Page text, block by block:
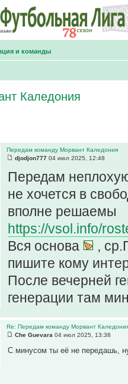
и команды
Каледония
Передам команду Морвант Каледония
djodjon777 04 июл 2025, 12:48
Передам
не хочется в
вполне решаемы
https://vsol.info/
Вся основа
,
пишите кому
После вечерней
генерации там
Re: Передам команду Морвант
Che Guevara 04 июл 2025, 13:38
С минусом ты её не передашь,